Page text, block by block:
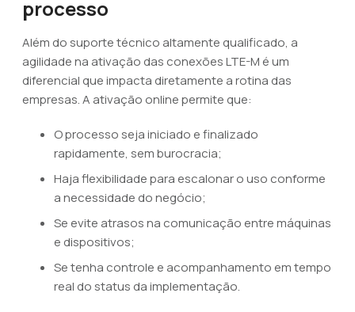
processo
Além do suporte técnico altamente qualificado, a
agilidade na ativação das conexões LTE-M é um
diferencial que impacta diretamente a rotina das
empresas. A ativação online permite que:
O processo seja iniciado e finalizado
rapidamente, sem burocracia;
Haja flexibilidade para escalonar o uso conforme
a necessidade do negócio;
Se evite atrasos na comunicação entre máquinas
e dispositivos;
Se tenha controle e acompanhamento em tempo
real do status da implementação.